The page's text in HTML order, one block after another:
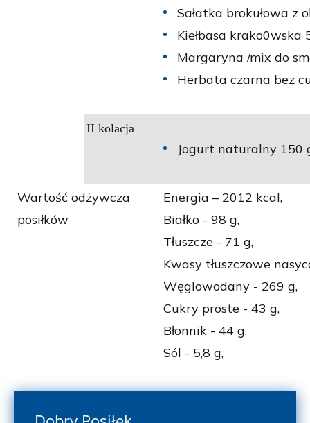
Sałatka brokułowa z
Kiełbasa krako0wska
Margaryna /mix do
Herbata czarna bez
II kolacja
Jogurt naturalny 150
Wartość odżywcza
posiłków
Energia – 2012 kcal,
Białko - 98 g,
Tłuszcze - 71 g,
Kwasy tłuszczowe
Węglowodany - 269 g,
Cukry proste - 43 g,
Błonnik - 44 g,
Sól - 5,8 g,